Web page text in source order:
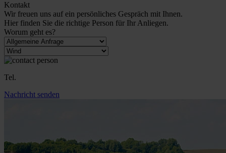
Kontakt
Wir freuen uns auf ein persönliches Gespräch mit Ihnen.
Hier finden Sie die richtige Person für Ihr Anliegen.
Worum geht es?
Tel.
Nachricht senden